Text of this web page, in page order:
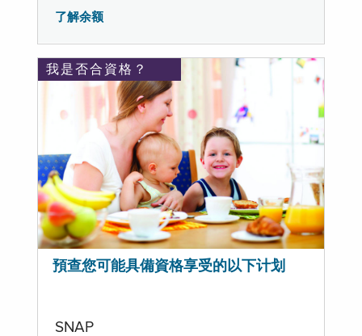
了解余额
我是否合資格？
預查您可能具備資格享受的以下计划
SNAP